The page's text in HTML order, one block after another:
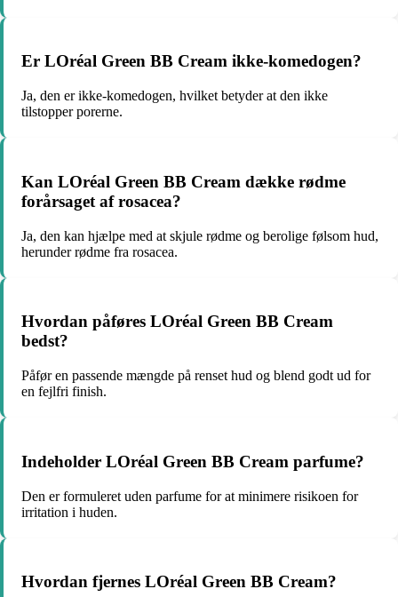
Er LOréal Green BB Cream ikke-komedogen?
Ja, den er ikke-komedogen, hvilket betyder at den ikke
tilstopper porerne.
Kan LOréal Green BB Cream dække rødme
forårsaget af rosacea?
Ja, den kan hjælpe med at skjule rødme og berolige følsom hud,
herunder rødme fra rosacea.
Hvordan påføres LOréal Green BB Cream
bedst?
Påfør en passende mængde på renset hud og blend godt ud for
en fejlfri finish.
Indeholder LOréal Green BB Cream parfume?
Den er formuleret uden parfume for at minimere risikoen for
irritation i huden.
Hvordan fjernes LOréal Green BB Cream?